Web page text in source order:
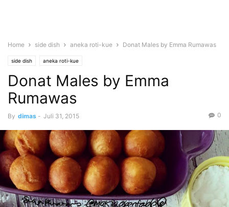
Home side dish aneka roti-kue Donat Males by Emma Rumawas
side dish aneka roti-kue
Donat Males by Emma
Rumawas
By dimas - Juli 31, 2015 0